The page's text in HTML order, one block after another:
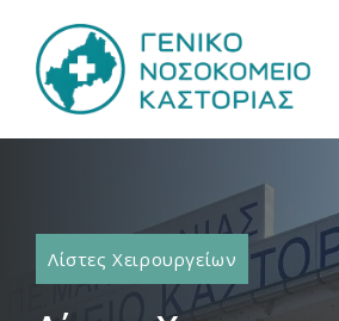
περιεχόμενο
Λίστες Χειρουργείων